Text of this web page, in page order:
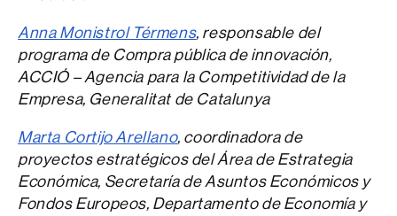
Anna Monistrol Térmens, responsable del
programa de Compra pública de innovación,
ACCIÓ – Agencia para la Competitividad de la
Empresa, Generalitat de Catalunya
Marta Cortijo Arellano, coordinadora de
proyectos estratégicos del Área de Estrategia
Económica, Secretaría de Asuntos Económicos y
Fondos Europeos, Departamento de Economía y